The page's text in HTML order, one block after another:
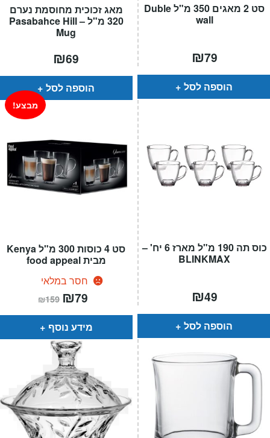
מאג זכוכית מחוסמת נערם
320 מ"ל – Pasabahce Hill
Mug
₪69
הוספה לסל
סט 2 מאגים 350 מ"ל Duble
wall
₪79
הוספה לסל
סט 4 כוסות 300 מ"ל Kenya
מבית food appeal
חסר במלאי
מבצע!
₪159 המחיר
המקורי
היה:
₪159.
₪79
הוא:
מידע נוסף
כוס תה 190 מ"ל מארז 6 יח' –
BLINKMAX
₪49
הוספה לסל